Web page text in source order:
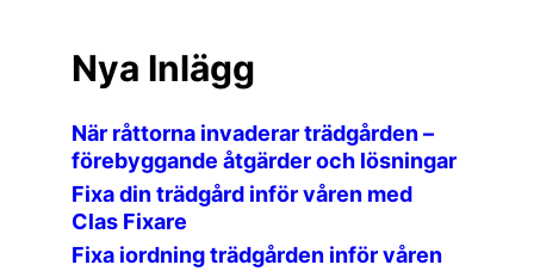
Nya Inlägg
När råttorna invaderar trädgården –
förebyggande åtgärder och lösningar
Fixa din trädgård inför våren med
Clas Fixare
Fixa iordning trädgården inför våren